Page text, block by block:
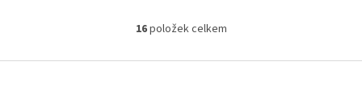
vyrobek vhodný pro děti do 3
vyrobek vhodný pro děti do 3
let!
O
l
16položek celkem